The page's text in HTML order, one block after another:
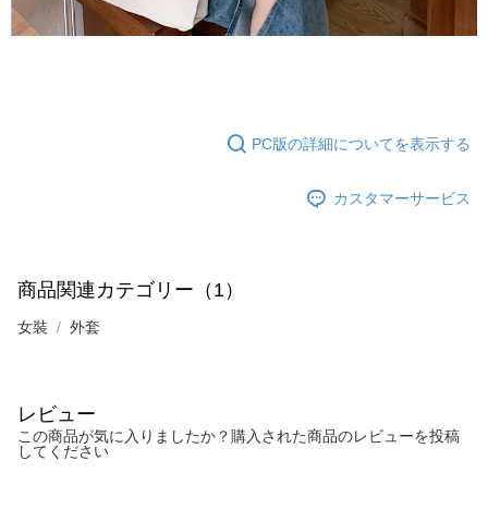
PC版の詳細についてを表示する
カスタマーサービス
商品関連カテゴリー（1）
女裝 外套
レビュー
この商品が気に入りましたか？購入された商品のレビューを投稿
してください